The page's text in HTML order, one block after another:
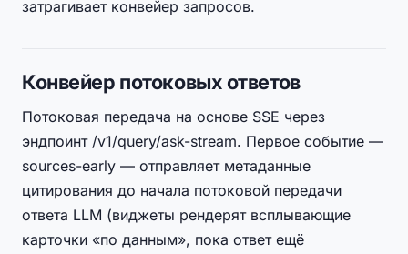
затрагивает конвейер запросов.
Конвейер потоковых ответов
Потоковая передача на основе SSE через
эндпоинт /v1/query/ask-stream. Первое событие —
sources-early — отправляет метаданные
цитирования до начала потоковой передачи
ответа LLM (виджеты рендерят всплывающие
карточки «по данным», пока ответ ещё